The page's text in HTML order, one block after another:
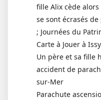
fille Alix cède alors
se sont écrasés
; Journées du
Carte à Jouer à
Un père et sa fille
accident de
sur-Mer
Parachute